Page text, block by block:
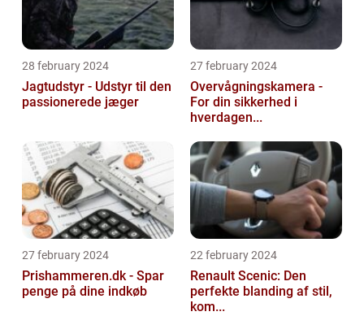
28 february 2024
Jagtudstyr - Udstyr til den
passionerede jæger
27 february 2024
Overvågningskamera -
For din sikkerhed i
hverdagen...
27 february 2024
Prishammeren.dk - Spar
penge på dine indkøb
22 february 2024
Renault Scenic: Den
perfekte blanding af stil,
kom...